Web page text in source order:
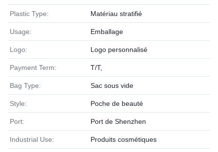
Plastic Type: Matériau stratifié
Usage: Emballage
Logo: Logo personnalisé
Payment Term: T/T,
Bag Type: Sac sous vide
Style: Poche de beauté
Port: Port de Shenzhen
Industrial Use: Produits cosmétiques